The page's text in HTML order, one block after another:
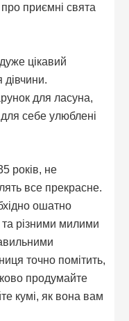
приємні свята
цікавий
для ласуна,
себе улюблені
років, не
все прекрасне.
ошатно
та різними милими
точно помітить,
продумайте
кумі, як вона вам